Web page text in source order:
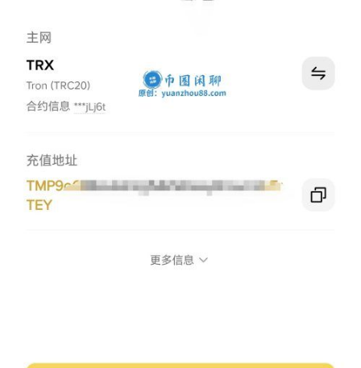
币
圈
币
种